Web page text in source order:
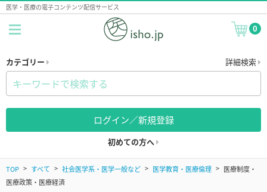
医学・医療の電子コンテンツ配信サービス
0
カテゴリー 詳細検索
ログイン／新規登録
初めての方へ
TOP すべて 社会医学系・医学一般など 医学教育・医療倫理
医療制度・
医療政策・医療経済